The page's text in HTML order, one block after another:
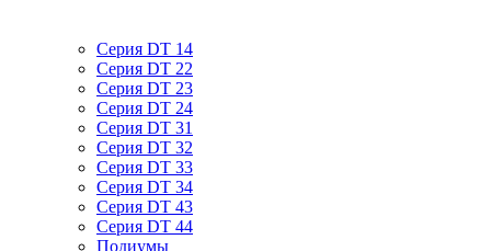
Серия DT 14
Серия DT 22
Серия DT 23
Серия DT 24
Серия DT 31
Серия DT 32
Серия DT 33
Серия DT 34
Серия DT 43
Серия DT 44
Подиумы